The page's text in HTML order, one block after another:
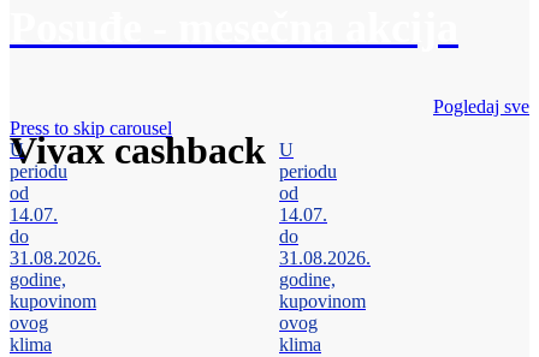
Vivax cashback
Pogledaj sve
Press to skip carousel
U
periodu
od
14.07.
do
31.08.2026.
godine,
kupovinom
ovog
klima
U
periodu
od
14.07.
do
31.08.2026.
godine,
kupovinom
ovog
klima